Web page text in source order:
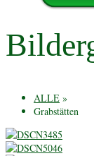
ALLE »
Grabstätten